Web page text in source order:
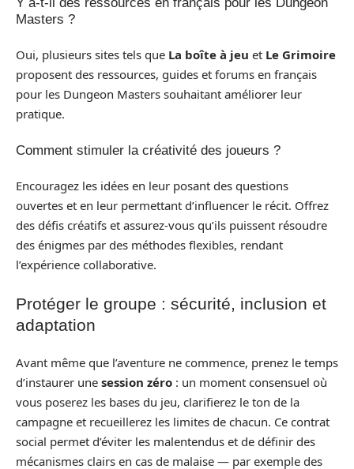
Masters ?
Oui, plusieurs sites tels que La boîte à jeu et Le Grimoire
proposent des ressources, guides et forums en français
pour les Dungeon Masters souhaitant améliorer leur
pratique.
Comment stimuler la créativité des joueurs ?
Encouragez les idées en leur posant des questions
ouvertes et en leur permettant d’influencer le récit. Offrez
des défis créatifs et assurez-vous qu’ils puissent résoudre
des énigmes par des méthodes flexibles, rendant
l’expérience collaborative.
Protéger le groupe : sécurité, inclusion et
adaptation
Avant même que l’aventure ne commence, prenez le temps
d’instaurer une session zéro : un moment consensuel où
vous poserez les bases du jeu, clarifierez le ton de la
campagne et recueillerez les limites de chacun. Ce contrat
social permet d’éviter les malentendus et de définir des
mécanismes clairs en cas de malaise — par exemple des